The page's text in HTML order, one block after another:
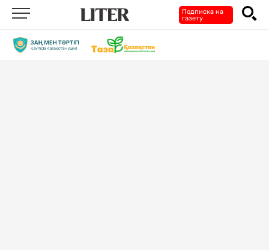
Подписка на
газету